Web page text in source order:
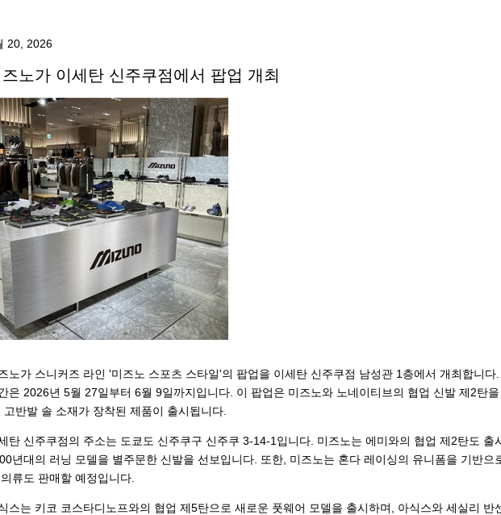
20, 2026
즈노가 이세탄 신주쿠점에서 팝업 개최
노가 스니커즈 라인 '미즈노 스포츠 스타일'의 팝업을 이세탄 신주쿠점 남성관 1층에서 개최합니다.
은 2026년 5월 27일부터 6월 9일까지입니다. 이 팝업은 미즈노와 노네이티브의 협업 신발 제2탄
고반발 솔 소재가 장착된 제품이 출시됩니다.
탄 신주쿠점의 주소는 도쿄도 신주쿠구 신주쿠 3-14-1입니다. 미즈노는 에미와의 협업 제2탄도 출
년대의 러닝 모델을 별주문한 신발을 선보입니다. 또한, 미즈노는 혼다 레이싱의 유니폼을 기반으
류도 판매할 예정입니다.
스는 키코 코스타디노프와의 협업 제5탄으로 새로운 풋웨어 모델을 출시하며, 아식스와 세실리 반